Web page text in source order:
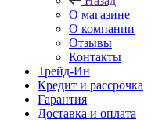
О магазине
О компании
Отзывы
Контакты
Трейд-Ин
Кредит и рассрочка
Гарантия
Доставка и оплата